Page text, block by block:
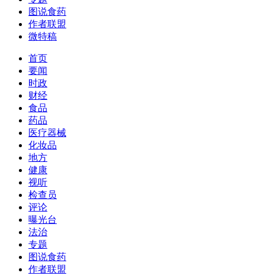
图说食药
作者联盟
微特稿
首页
要闻
时政
财经
食品
药品
医疗器械
化妆品
地方
健康
视听
检查员
评论
曝光台
法治
专题
图说食药
作者联盟